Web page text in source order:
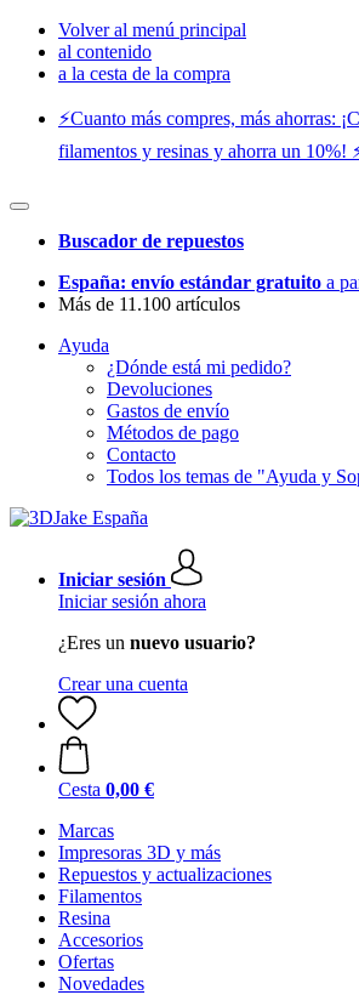
Volver al menú principal
al contenido
a la cesta de la compra
⚡️Cuanto más compres, más ahorras:
filamentos y resinas y ahorra un 10%!
Buscador de repuestos
España: envío estándar gratuito a
Más de 11.100 artículos
Ayuda
¿Dónde está mi pedido?
Devoluciones
Gastos de envío
Métodos de pago
Contacto
Todos los temas de "Ayuda y
Iniciar sesión
Iniciar sesión ahora
¿Eres un nuevo usuario?
Crear una cuenta
Cesta 0,00 €
Marcas
Impresoras 3D y más
Repuestos y actualizaciones
Filamentos
Resina
Accesorios
Ofertas
Novedades